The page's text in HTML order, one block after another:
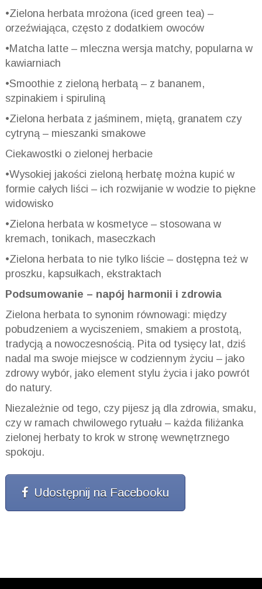
•Zielona herbata mrożona (iced green tea) –
orzeźwiająca, często z dodatkiem owoców
•Matcha latte – mleczna wersja matchy, popularna w
kawiarniach
•Smoothie z zieloną herbatą – z bananem,
szpinakiem i spiruliną
•Zielona herbata z jaśminem, miętą, granatem czy
cytryną – mieszanki smakowe
Ciekawostki o zielonej herbacie
•Wysokiej jakości zieloną herbatę można kupić w
formie całych liści – ich rozwijanie w wodzie to piękne
widowisko
•Zielona herbata w kosmetyce – stosowana w
kremach, tonikach, maseczkach
•Zielona herbata to nie tylko liście – dostępna też w
proszku, kapsułkach, ekstraktach
Podsumowanie – napój harmonii i zdrowia
Zielona herbata to synonim równowagi: między
pobudzeniem a wyciszeniem, smakiem a prostotą,
tradycją a nowoczesnością. Pita od tysięcy lat, dziś
nadal ma swoje miejsce w codziennym życiu – jako
zdrowy wybór, jako element stylu życia i jako powrót
do natury.
Niezależnie od tego, czy pijesz ją dla zdrowia, smaku,
czy w ramach chwilowego rytuału – każda filiżanka
zielonej herbaty to krok w stronę wewnętrznego
spokoju.
Udostępnij na Facebooku